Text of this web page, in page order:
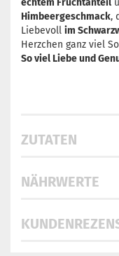
echtem Fruchtanteil
Himbeergeschmack,
Liebevoll im
Herzchen ganz viel
So viel Liebe und
ZUTATEN
NÄHRWERTE